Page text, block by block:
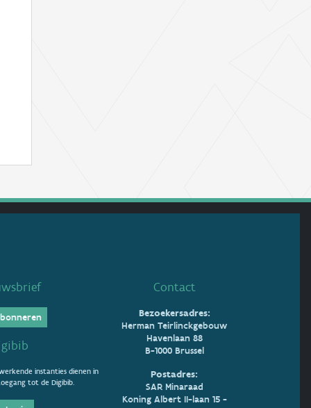
instanties dienen in
tot de Digibib.
Contact
Bezoekersadres:
Herman Teirlinckgebouw
Havenlaan 88
B-1000 Brussel
Postadres:
SAR Minaraad
Koning Albert II-laan 15 -